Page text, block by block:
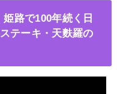
路で100年続く日
テーキ・天麩羅の